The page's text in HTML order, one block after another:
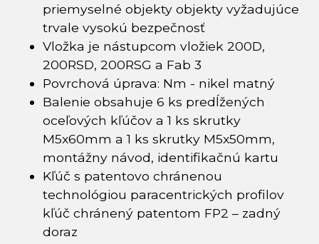
priemyselné objekty objekty vyžadujúce
trvale vysokú bezpečnosť
Vložka je nástupcom vložiek 200D,
200RSD, 200RSG a Fab 3
Povrchová úprava: Nm - nikel matný
Balenie obsahuje 6 ks predĺžených
oceľových kľúčov a 1 ks skrutky
M5x60mm a 1 ks skrutky M5x50mm,
montážny návod, identifikačnú kartu
Kľúč s patentovo chránenou
technológiou paracentrických profilov
kľúč chránený patentom FP2 – zadný
doraz